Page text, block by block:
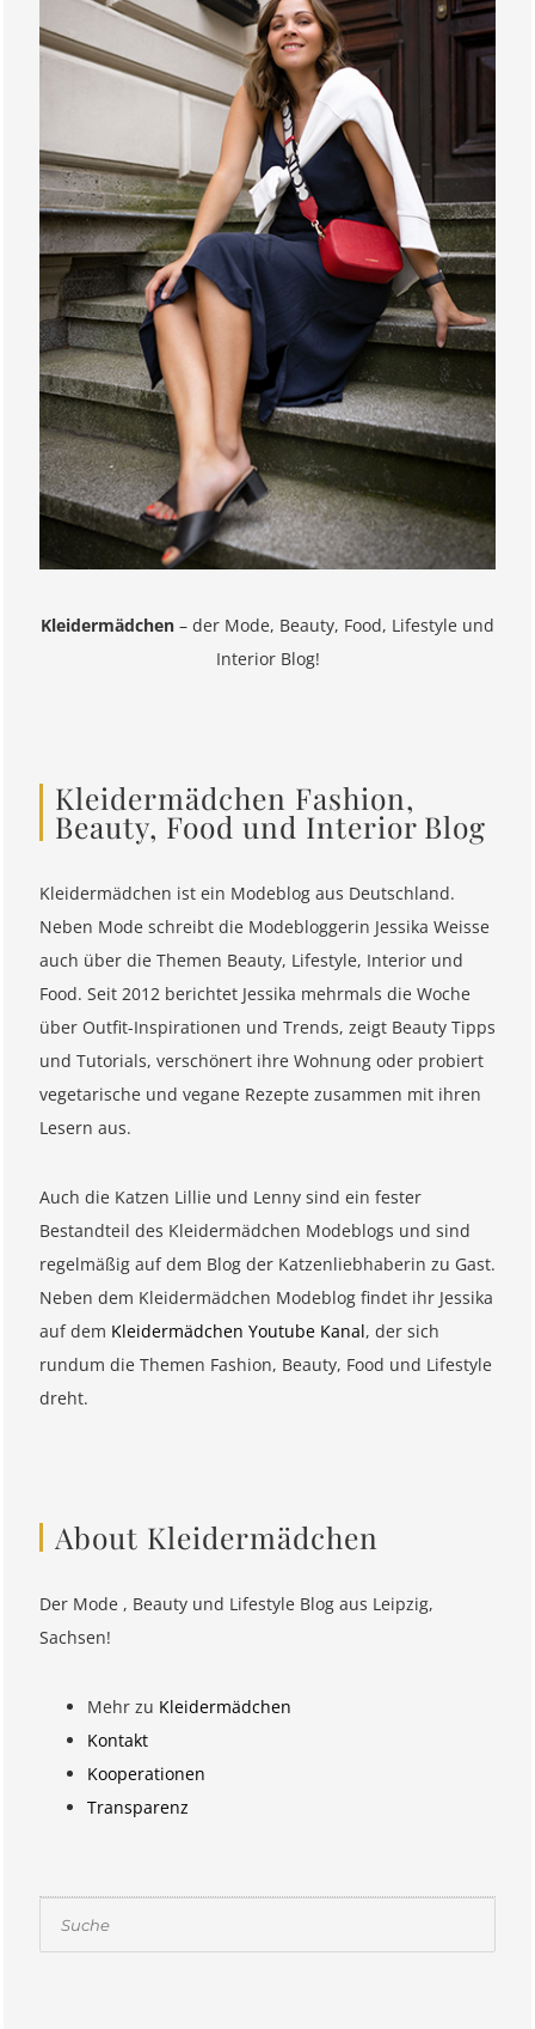
Kleidermädchen – der Mode, Beauty, Food, Lifestyle und
Interior Blog!
Kleidermädchen Fashion,
Beauty, Food und Interior Blog
Kleidermädchen ist ein Modeblog aus Deutschland.
Neben Mode schreibt die Modebloggerin Jessika Weisse
auch über die Themen Beauty, Lifestyle, Interior und
Food. Seit 2012 berichtet Jessika mehrmals die Woche
über Outfit-Inspirationen und Trends, zeigt Beauty Tipps
und Tutorials, verschönert ihre Wohnung oder probiert
vegetarische und vegane Rezepte zusammen mit ihren
Lesern aus.
Auch die Katzen Lillie und Lenny sind ein fester
Bestandteil des Kleidermädchen Modeblogs und sind
regelmäßig auf dem Blog der Katzenliebhaberin zu Gast.
Neben dem Kleidermädchen Modeblog findet ihr Jessika
auf dem Kleidermädchen Youtube Kanal, der sich
rundum die Themen Fashion, Beauty, Food und Lifestyle
dreht.
About Kleidermädchen
Der Mode , Beauty und Lifestyle Blog aus Leipzig,
Sachsen!
Mehr zu Kleidermädchen
Kontakt
Kooperationen
Transparenz